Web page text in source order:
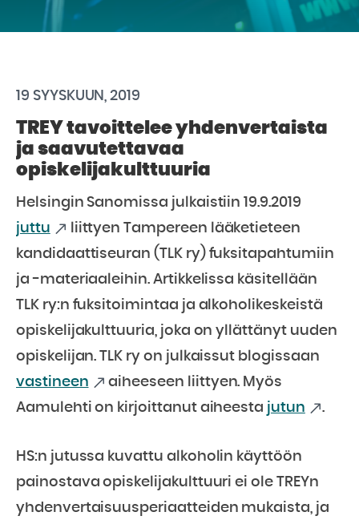
19 SYYSKUUN, 2019
TREY tavoittelee yhdenvertaista
ja saavutettavaa
opiskelijakulttuuria
Helsingin Sanomissa julkaistiin 19.9.2019
juttu
liittyen Tampereen lääketieteen
kandidaattiseuran (TLK ry) fuksitapahtumiin
ja -materiaaleihin. Artikkelissa käsitellään
TLK ry:n fuksitoimintaa ja alkoholikeskeistä
opiskelijakulttuuria, joka on yllättänyt uuden
opiskelijan. TLK ry on julkaissut blogissaan
vastineen
aiheeseen liittyen. Myös
Aamulehti on kirjoittanut aiheesta jutun .
HS:n jutussa kuvattu alkoholin käyttöön
painostava opiskelijakulttuuri ei ole TREYn
yhdenvertaisuusperiaatteiden mukaista, ja